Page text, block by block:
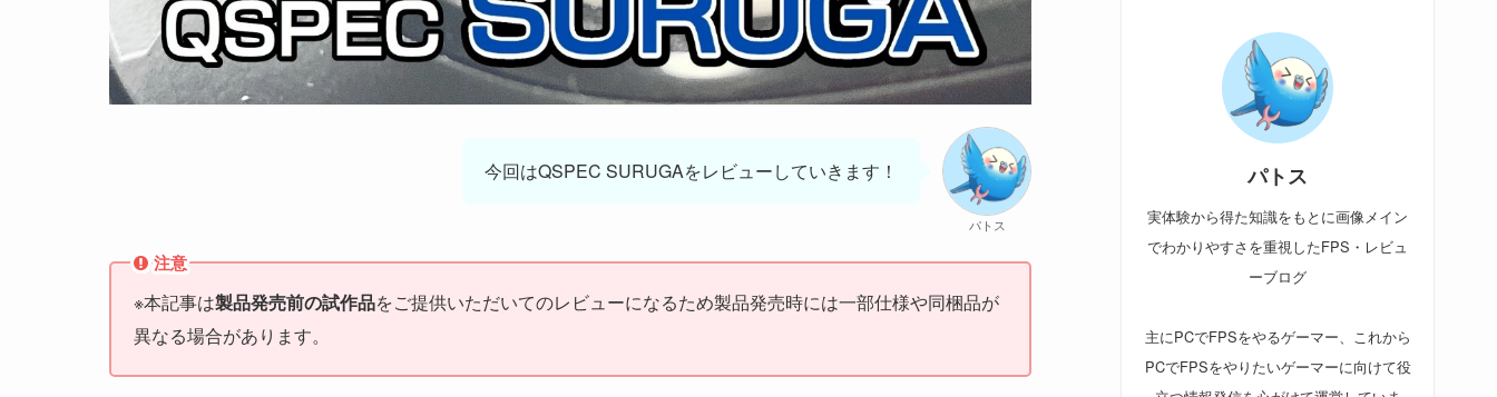
今回はQSPEC SURUGAをレビューしていきます！
パトス
注意
※本記事は製品発売前の試作品をご提供いただいてのレビューになるため製品発売時には一部仕様や同梱品が
異なる場合があります。
パトス
実体験から得た知識をもとに画像メイン
でわかりやすさを重視したFPS・レビュ
ーブログ
主にPCでFPSをやるゲーマー、これから
PCでFPSをやりたいゲーマーに向けて役